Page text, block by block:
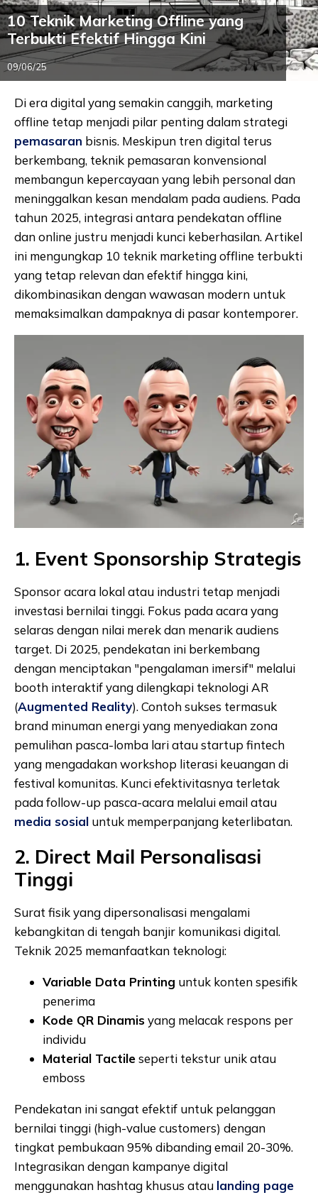
10 Teknik Marketing Offline yang
Terbukti Efektif Hingga Kini
09/06/25
Di era digital yang semakin canggih, marketing
offline tetap menjadi pilar penting dalam strategi
pemasaran bisnis. Meskipun tren digital terus
berkembang, teknik pemasaran konvensional
membangun kepercayaan yang lebih personal dan
meninggalkan kesan mendalam pada audiens. Pada
tahun 2025, integrasi antara pendekatan offline
dan online justru menjadi kunci keberhasilan. Artikel
ini mengungkap 10 teknik marketing offline terbukti
yang tetap relevan dan efektif hingga kini,
dikombinasikan dengan wawasan modern untuk
memaksimalkan dampaknya di pasar kontemporer.
1. Event Sponsorship Strategis
Sponsor acara lokal atau industri tetap menjadi
investasi bernilai tinggi. Fokus pada acara yang
selaras dengan nilai merek dan menarik audiens
target. Di 2025, pendekatan ini berkembang
dengan menciptakan "pengalaman imersif" melalui
booth interaktif yang dilengkapi teknologi AR
(Augmented Reality). Contoh sukses termasuk
brand minuman energi yang menyediakan zona
pemulihan pasca-lomba lari atau startup fintech
yang mengadakan workshop literasi keuangan di
festival komunitas. Kunci efektivitasnya terletak
pada follow-up pasca-acara melalui email atau
media sosial untuk memperpanjang keterlibatan.
2. Direct Mail Personalisasi
Tinggi
Surat fisik yang dipersonalisasi mengalami
kebangkitan di tengah banjir komunikasi digital.
Teknik 2025 memanfaatkan teknologi:
Variable Data Printing untuk konten spesifik
penerima
Kode QR Dinamisyang melacak respons per
individu
Material Tactileseperti tekstur unik atau
emboss
Pendekatan ini sangat efektif untuk pelanggan
bernilai tinggi (high-value customers) dengan
tingkat pembukaan 95% dibanding email 20-30%.
Integrasikan dengan kampanye digital
menggunakan hashtag khusus atau landing page